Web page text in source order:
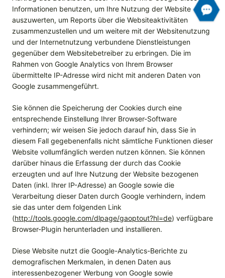
Informationen benutzen, um Ihre Nutzung der Website
auszuwerten, um Reports über die Websiteaktivitäten
zusammenzustellen und um weitere mit der Websitenutzung
und der Internetnutzung verbundene Dienstleistungen
gegenüber dem Websitebetreiber zu erbringen. Die im
Rahmen von Google Analytics von Ihrem Browser
übermittelte IP-Adresse wird nicht mit anderen Daten von
Google zusammengeführt.
Sie können die Speicherung der Cookies durch eine
entsprechende Einstellung Ihrer Browser-Software
verhindern; wir weisen Sie jedoch darauf hin, dass Sie in
diesem Fall gegebenenfalls nicht sämtliche Funktionen dieser
Website vollumfänglich werden nutzen können. Sie können
darüber hinaus die Erfassung der durch das Cookie
erzeugten und auf Ihre Nutzung der Website bezogenen
Daten (inkl. Ihrer IP-Adresse) an Google sowie die
Verarbeitung dieser Daten durch Google verhindern, indem
sie das unter dem folgenden Link
(http://tools.google.com/dlpage/gaoptout?hl=de) verfügbare
Browser-Plugin herunterladen und installieren.
Diese Website nutzt die Google-Analytics-Berichte zu
demografischen Merkmalen, in denen Daten aus
interessenbezogener Werbung von Google sowie